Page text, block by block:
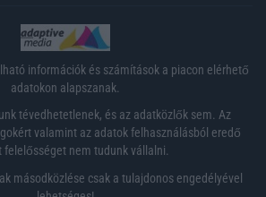
információk és számítások a piacon elérhető
adatokon alapszanak.
tévedhetetlenek, és az adatközlők sem. Az
valamint az adatok felhasználásból eredő
felelősséget nem tudunk vállalni.
másodközlése csak a tulajdonos engedélyével